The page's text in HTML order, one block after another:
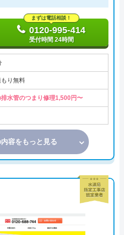
まずは電話相談！
0120-995-414
受付時間 24時間
り無料
排水管のつまり修理1,500円〜
容をもっと見る